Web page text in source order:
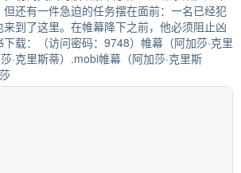
还有一件急迫的任务摆在面前：一名已经犯
到了这里。在帷幕降下之前，他必须阻止凶
载：（访问密码：9748）帷幕（阿加莎·克里
·克里斯蒂）.mobi帷幕（阿加莎·克里斯